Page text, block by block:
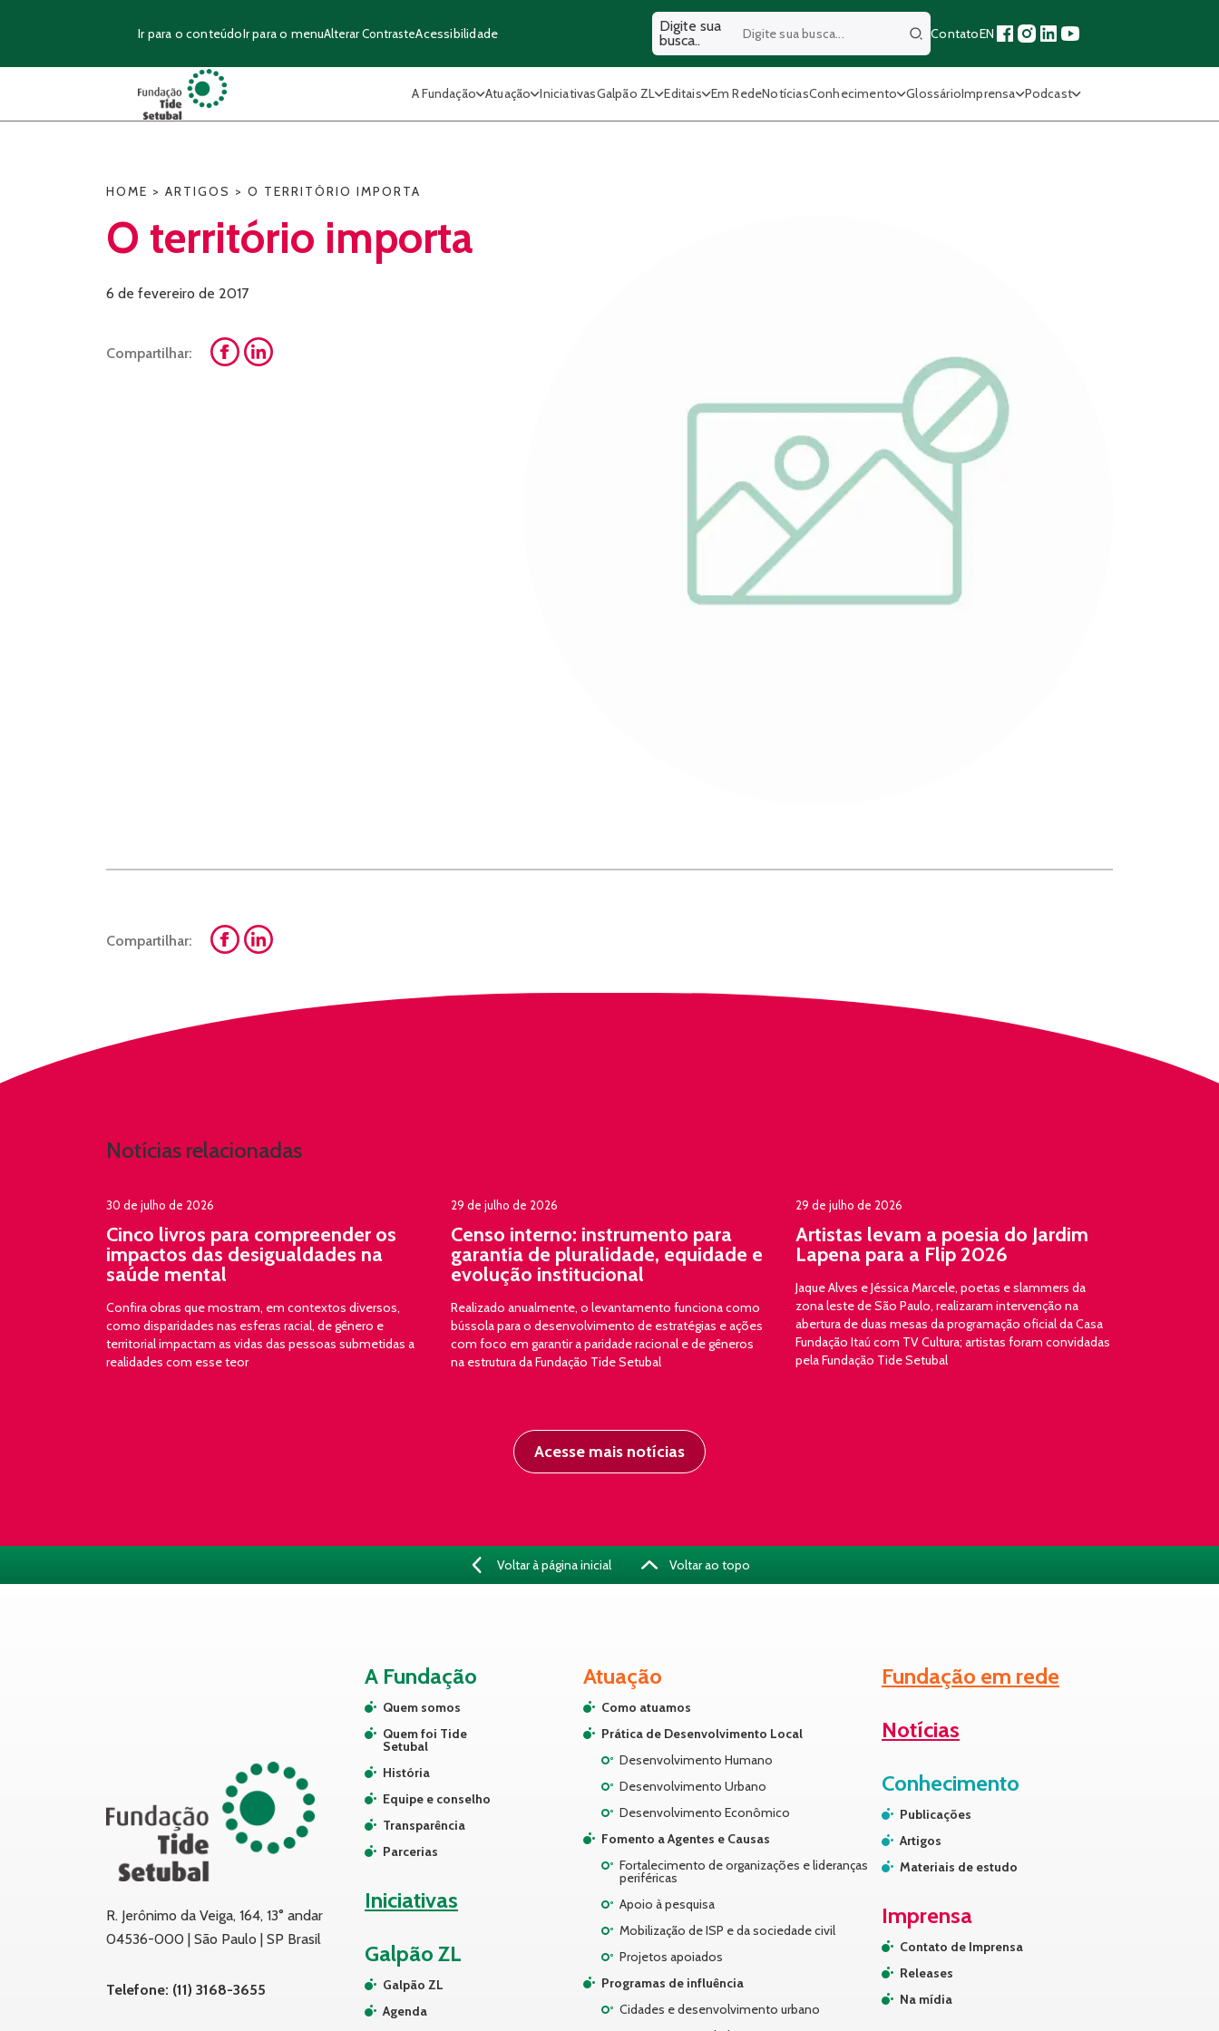
Ir para o conteúdoIr para o menuAlterar ContrasteAcessibilidade
Digite sua
busca..
BuscarContatoEN
A Fundação Atuação IniciativasGalpão ZL Editais Em RedeNotíciasConhecimento GlossárioImprensa Podcast
HOME > ARTIGOS > O TERRITÓRIO IMPORTA
O território importa
6 de fevereiro de 2017
Compartilhar:
Compartilhar:
Notícias relacionadas
30 de julho de 2026
Cinco livros para compreender os
impactos das desigualdades na
saúde mental
Confira obras que mostram, em contextos diversos,
como disparidades nas esferas racial, de gênero e
territorial impactam as vidas das pessoas submetidas a
realidades com esse teor
29 de julho de 2026
Censo interno: instrumento para
garantia de pluralidade, equidade e
evolução institucional
Realizado anualmente, o levantamento funciona como
bússola para o desenvolvimento de estratégias e ações
com foco em garantir a paridade racional e de gêneros
na estrutura da Fundação Tide Setubal
29 de julho de 2026
Artistas levam a poesia do Jardim
Lapena para a Flip 2026
Jaque Alves e Jéssica Marcele, poetas e slammers da
zona leste de São Paulo, realizaram intervenção na
abertura de duas mesas da programação oficial da Casa
Fundação Itaú com TV Cultura; artistas foram convidadas
pela Fundação Tide Setubal
Acesse mais notícias
Voltar à página inicial Voltar ao topo
R. Jerônimo da Veiga, 164, 13° andar
04536-000 | São Paulo | SP Brasil
Telefone: (11) 3168-3655
A Fundação
Quem somos
Quem foi Tide
Setubal
História
Equipe e conselho
Transparência
Parcerias
Iniciativas
Galpão ZL
Galpão ZL
Agenda
Atuação
Como atuamos
Prática de Desenvolvimento Local
Desenvolvimento Humano
Desenvolvimento Urbano
Desenvolvimento Econômico
Fomento a Agentes e Causas
Fortalecimento de organizações e lideranças
periféricas
Apoio à pesquisa
Mobilização de ISP e da sociedade civil
Projetos apoiados
Programas de influência
Cidades e desenvolvimento urbano
Fundação em rede
Notícias
Conhecimento
Publicações
Artigos
Materiais de estudo
Imprensa
Contato de Imprensa
Releases
Na mídia